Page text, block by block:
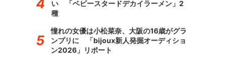
い 「ベビースタードデカイラーメン」2
種
憧れの女優は小松菜奈、大阪の16歳がグラ
ンプリに 「bijoux新人発掘オーディショ
ン2026」リポート